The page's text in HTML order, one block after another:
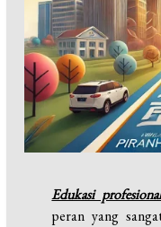
Edukasi
peran yang